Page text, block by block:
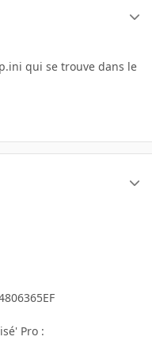
qui se trouve dans le
Pro :